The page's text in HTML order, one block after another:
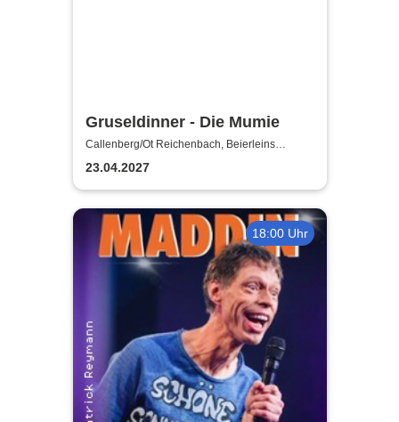
Gruseldinner - Die Mumie
Callenberg/Ot Reichenbach, Beierleins
Landgasthaus & Hotel
23.04.2027
18:00 Uhr